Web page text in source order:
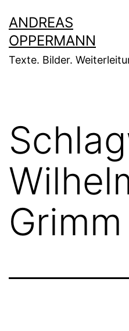
Inhalt
springen
ANDREAS
OPPERMANN
Texte. Bilder.
Grimm